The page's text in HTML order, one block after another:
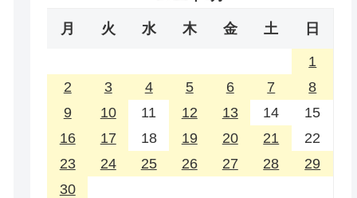
月 火 水 木 金 土 日
1
2
3 4 5 6 7
8
9
10 11 12 13 14
15
16
17 18 19 20 21
22
23
24 25 26 27 28
29
30